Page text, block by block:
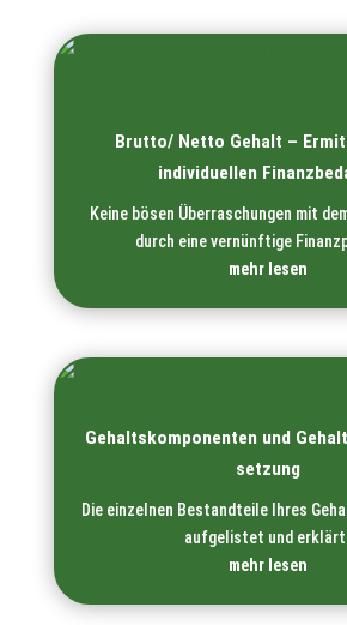
Brutto/ Netto Gehalt –
individuellen
Keine bösen Überraschungen mit
durch eine vernünftige
mehr lesen
Gehaltskomponenten und
setzung
Die einzelnen Bestandteile Ihres
aufgelistet und
mehr lesen